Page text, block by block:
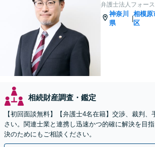
弁護士法人フォー
神奈川
県
|
相模原
区
相続財産調査・鑑定
【初回面談無料】【弁護士4名在籍】交渉、裁判、
さい。関連士業と連携し迅速かつ的確に解決を目
決のためにもご相談ください。